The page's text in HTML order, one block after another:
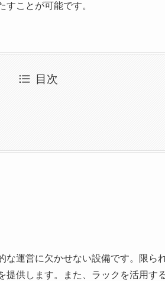
ことが可能です。
目次
運営に欠かせない設備です。限ら
提供します。また、ラックを活用す